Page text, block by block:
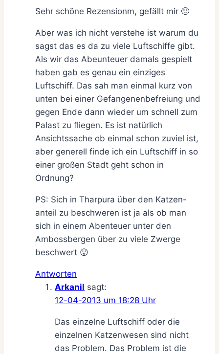
Sehr schöne Rezensionm, gefällt mir 🙂
Aber was ich nicht verstehe ist warum du
sagst das es da zu viele Luftschiffe gibt.
Als wir das Abeunteuer damals gespielt
haben gab es genau ein einziges
Luftschiff. Das sah man einmal kurz von
unten bei einer Gefangenenbefreiung und
gegen Ende dann wieder um schnell zum
Palast zu fliegen. Es ist natürlich
Ansichtssache ob einmal schon zuviel ist,
aber generell finde ich ein Luftschiff in so
einer großen Stadt geht schon in
Ordnung?
PS: Sich in Tharpura über den Katzen-
anteil zu beschweren ist ja als ob man
sich in einem Abenteuer unter den
Ambossbergen über zu viele Zwerge
beschwert 😛
Antworten
Arkanil sagt:
12-04-2013 um 18:28 Uhr
Das einzelne Luftschiff oder die
einzelnen Katzenwesen sind nicht
das Problem. Das Problem ist die